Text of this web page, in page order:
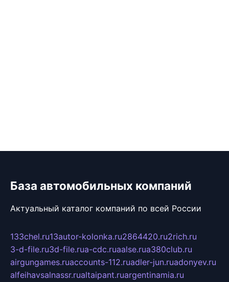
База автомобильных компаний
Актуальный каталог компаний по всей России
133chel.ru13autor-kolonka.ru2864420.ru2rich.ru
3-d-file.ru3d-file.rua-cdc.ruaalse.rua380club.ru
airgungames.ruaccounts-112.ruadler-jun.ruadonyev.ru
alfeihavsalnassr.rualtaipant.ruargentinamia.ru